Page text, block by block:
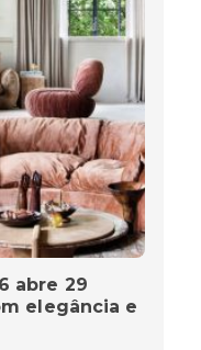
abre 29
elegância e